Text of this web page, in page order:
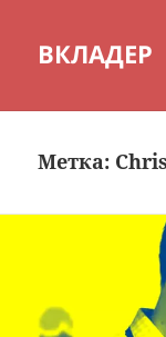
ВКЛАДЕР
Метка: